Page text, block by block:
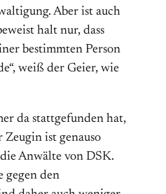
Aber ist auch
halt nur, dass
bestimmten Person
weiß der Geier, wie
da stattgefunden hat,
ist genauso
Anwälte von DSK.
gegen den